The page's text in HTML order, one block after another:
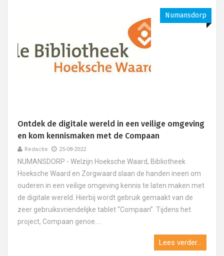
Numansdorp
Ontdek de digitale wereld in een veilige omgeving
en kom kennismaken met de Compaan
Redactie 25-08-2022
NUMANSDORP - Welzijn Hoeksche Waard, Bibliotheek
Hoeksche Waard en Zorgwaard slaan de handen ineen om
ouderen in een veilige omgeving kennis te laten maken met
de digitale wereld. Hierbij wordt gebruik gemaakt van de
zeer gebruiksvriendelijke tablet “Compaan”. Tijdens het
project, Compaan genoe....
Lees verder...